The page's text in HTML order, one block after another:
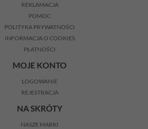
REKLAMACJA
POMOC
POLITYKA PRYWATNOŚCI
INFORMACJA O COOKIES
PŁATNOŚCI
MOJE KONTO
LOGOWANIE
REJESTRACJA
NA SKRÓTY
NASZE MARKI